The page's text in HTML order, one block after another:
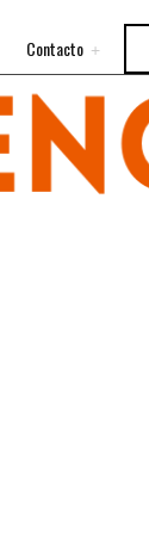
Contacto